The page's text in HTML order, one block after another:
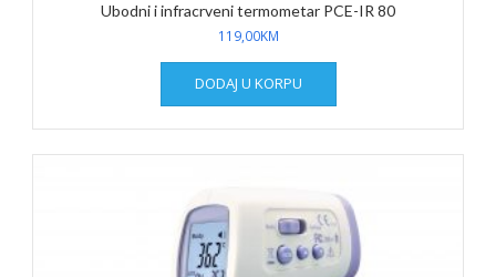
Ubodni i infracrveni termometar PCE-IR 80
119,00KM
DODAJ U KORPU